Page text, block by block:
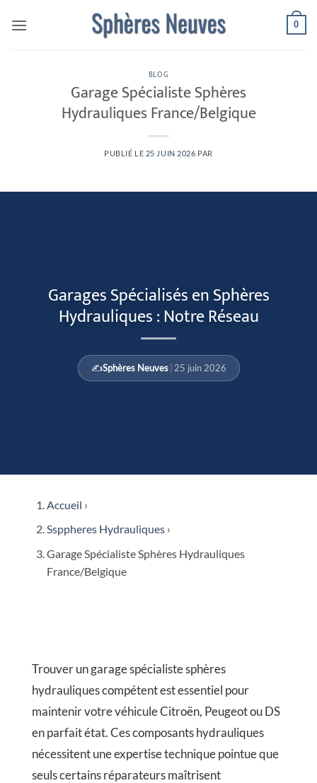
0
BLOG
Garage Spécialiste Sphères
Hydrauliques France/Belgique
PUBLIÉ LE 25 JUIN 2026 PAR
Garages Spécialisés en Sphères
Hydrauliques : Notre Réseau
✍️Sphères Neuves | 25 juin 2026
Accueil ›
Ssppheres Hydrauliques›
Garage Spécialiste Sphères Hydrauliques
France/Belgique
Trouver un garage spécialiste sphères
hydrauliques compétent est essentiel pour
maintenir votre véhicule Citroën, Peugeot ou DS
en parfait état. Ces composants hydrauliques
nécessitent une expertise technique pointue que
seuls certains réparateurs maîtrisent